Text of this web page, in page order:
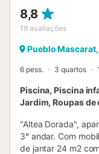
8,8
19 avaliações
Pueblo
6 pess. 3 quartos
Piscina, Piscina
Jardim, Roupas de
"Altea Dorada",
3° andar. Com
de jantar 24 m2